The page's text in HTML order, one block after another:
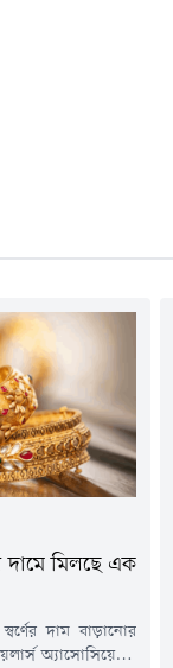
দামে মিলছে এক
দাম বাড়ানোর
অ্যাসোসিয়েশন